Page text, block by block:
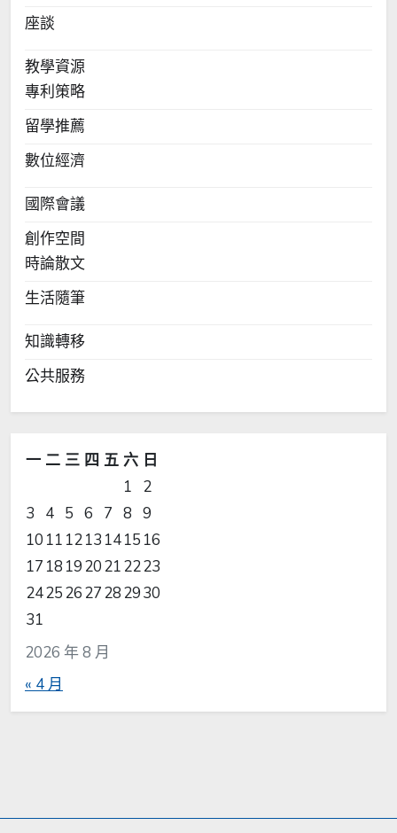
座談
教學資源
專利策略
留學推薦
數位經濟
國際會議
創作空間
時論散文
生活隨筆
知識轉移
公共服務
2026 年 8 月
一 二 三 四 五 六 日
1
2
3
4 5 6 7 8 9
10 11 1213 1415 16
17 18 1920212223
24252627282930
31
« 4 月